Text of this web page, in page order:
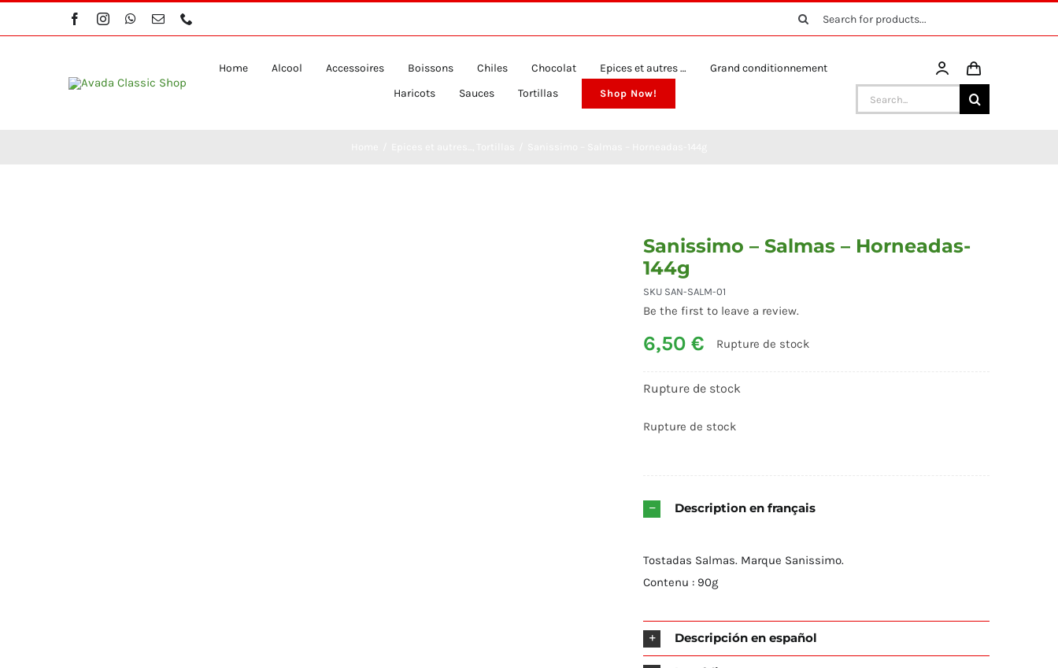
to
Search
for:
Home Alcool Accessoires Boissons Chiles Chocolat Epices et autres …
Grand conditionnement
Haricots
Sauces Tortillas Shop Now!
Search
for:
Sanissimo – Salmas – Horneadas-
144g
SKU SAN-SALM-01
Be the first to leave a review.
6,50€ Rupture de stock
Rupture de stock
Rupture de stock
Description en français
Tostadas Salmas. Marque Sanissimo.
Contenu : 90g
Descripción en español